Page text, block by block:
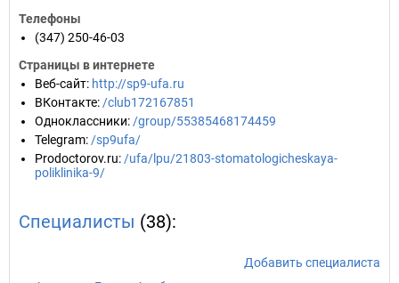
Телефоны
(347) 250-46-03
Страницы в интернете
Веб-сайт: http://sp9-ufa.ru
ВКонтакте: /club172167851
Одноклассники: /group/55385468174459
Telegram: /sp9ufa/
Prodoctorov.ru: /ufa/lpu/21803-stomatologicheskaya-
poliklinika-9/
Специалисты (38):
Добавить специалиста